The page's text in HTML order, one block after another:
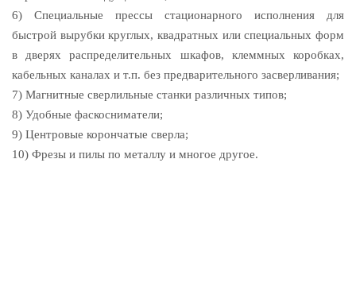
6) Специальные прессы стационарного исполнения для
быстрой вырубки круглых, квадратных или специальных форм
в дверях распределительных шкафов, клеммных коробках,
кабельных каналах и т.п. без предварительного засверливания;
7) Магнитные сверлильные станки различных типов;
8) Удобные фаскосниматели;
9) Центровые корончатые сверла;
10) Фрезы и пилы по металлу и многое другое.